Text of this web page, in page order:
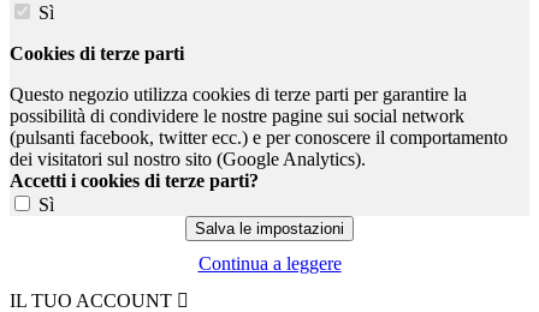
Sì
Cookies di terze parti
Questo negozio utilizza cookies di terze parti per garantire la
possibilità di condividere le nostre pagine sui social network
(pulsanti facebook, twitter ecc.) e per conoscere il comportamento
dei visitatori sul nostro sito (Google Analytics).
Accetti i cookies di terze parti?
Sì
Continua a leggere
IL TUO ACCOUNT 